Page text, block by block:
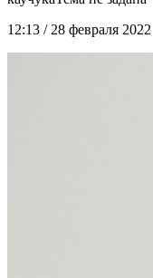
12:13 / 28 февраля 2022